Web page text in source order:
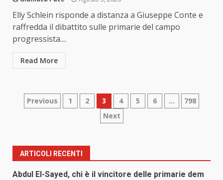
Elly Schlein risponde a distanza a Giuseppe Conte e
raffredda il dibattito sulle primarie del campo
progressista....
Read More
Paginazione
articoli
Previous 1 2 3 4 5 6 …
798
Next
ARTICOLI RECENTI
Abdul El-Sayed, chi è il vincitore delle primarie dem